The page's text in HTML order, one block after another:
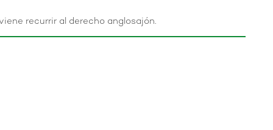
recurrir al derecho anglosajón.